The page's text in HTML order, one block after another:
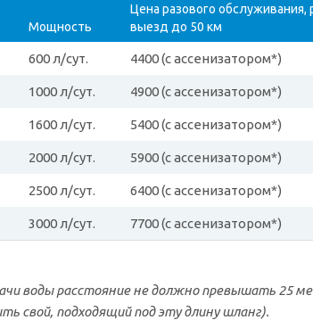
Мощность
Цена разового обслуживания,
выезд до 50 км
600 л/сут. 4400 (с ассенизатором*)
1000 л/сут. 4900 (с ассенизатором*)
1600 л/сут. 5400 (с ассенизатором*)
2000 л/сут. 5900 (с ассенизатором*)
2500 л/сут. 6400 (с ассенизатором*)
3000 л/сут. 7700 (с ассенизатором*)
воды расстояние не должно превышать 25
свой, подходящий под эту длину шланг).